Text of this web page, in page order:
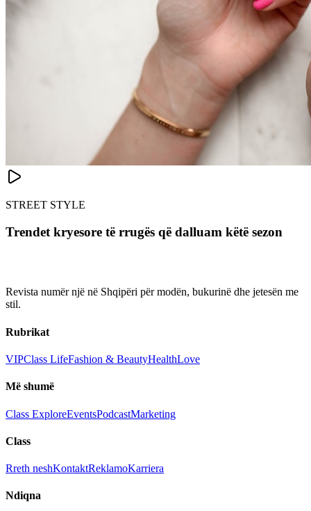
STREET STYLE
Trendet kryesore të rrugës që dalluam këtë sezon
Revista numër një në Shqipëri për modën, bukurinë dhe jetesën me
stil.
Rubrikat
VIPClass LifeFashion & BeautyHealthLove
Më shumë
Class ExploreEventsPodcastMarketing
Class
Rreth neshKontaktReklamoKarriera
Ndiqna